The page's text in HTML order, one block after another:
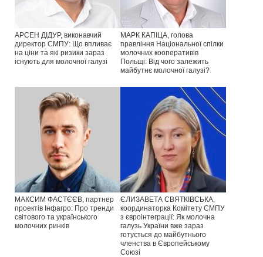
АРСЕН ДІДУР, виконавчий
директор СМПУ: Що впливає
на ціни та які ризики зараз
існують для молочної галузі
МАРК КАПІЦА, голова
правління Національної спілки
молочних кооперативів
Польщі: Від чого залежить
майбутнє молочної галузі?
МАКСИМ ФАСТЄЄВ, партнер
проектів Інфагро: Про тренди
світового та українського
молочних ринків
ЄЛИЗАВЕТА СВЯТКІВСЬКА,
координаторка Комітету СМПУ
з євроінтеграції: Як молочна
галузь України вже зараз
готується до майбутнього
членства в Європейському
Союзі